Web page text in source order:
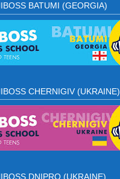
BATUMI (GEORGIA)
CHERNIGIV (UKRAINE)
DNIPRO (UKRAINE)